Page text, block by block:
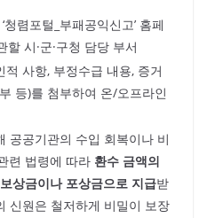
청렴포털_부패공익신고’ 홈페
시·군·구청 담당 부서
적 사항, 부정수급 내용, 증거
등)를 첨부하여 온/오프라인
공공기관의 수입 회복이나 비
련 법령에 따라 환수 금액의
상금이나 포상금으로 지급받
신원은 철저하게 비밀이 보장